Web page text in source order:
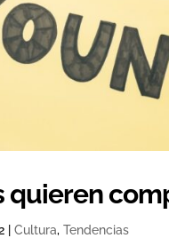
quieren
|Cultura,Tendencias